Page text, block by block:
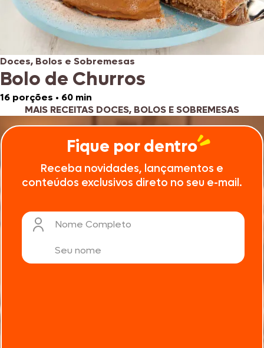
Doces, Bolos e Sobremesas
Bolo de Churros
16 porções • 60 min
MAIS RECEITAS DOCES, BOLOS E SOBREMESAS
Fique por dentro
Receba novidades, lançamentos e
conteúdos exclusivos direto no seu e-mail.
Nome Completo